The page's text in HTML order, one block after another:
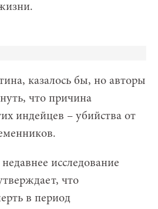
казалось бы, но авторы
что причина
индейцев – убийства от
исследование
что
в период